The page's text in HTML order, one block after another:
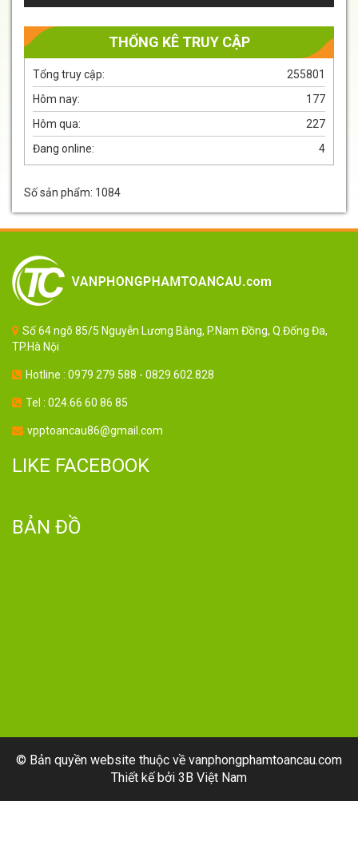
THỐNG KÊ TRUY CẬP
255801
Tổng truy cập:
177
Hôm nay:
227
Hôm qua:
4
Đang online:
Số sản phẩm: 1084
Số 64 ngõ 85/5 Nguyễn Lương Bằng, P.Nam Đồng, Q.Đống Đa,
TP.Hà Nội
Hotline : 0979 279 588 - 0829.602.828
Tel : 024.66 60 86 85
vpptoancau86@gmail.com
LIKE FACEBOOK
BẢN ĐỒ
© Bản quyền website thuộc về vanphongphamtoancau.com
Thiết kế bởi 3B Việt Nam